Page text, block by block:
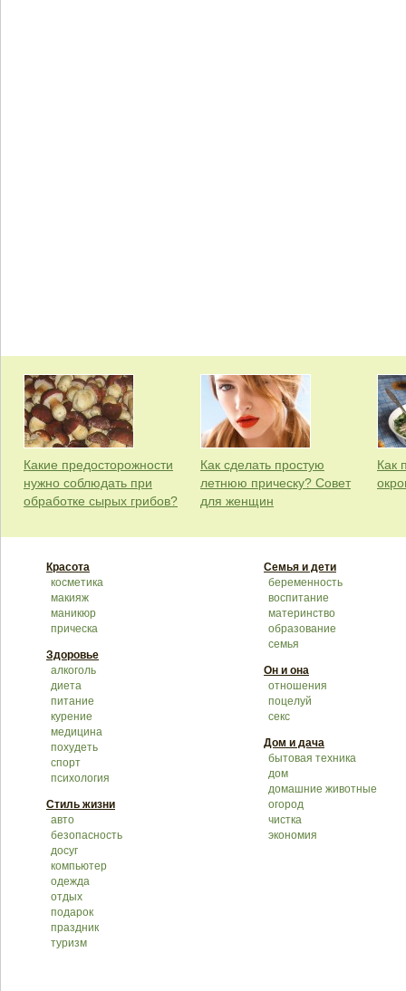
Какие предосторожности
нужно соблюдать при
обработке сырых грибов?
Как сделать простую
летнюю прическу? Совет
для женщин
Как
Красота
косметика
макияж
маникюр
прическа
Здоровье
алкоголь
диета
питание
курение
медицина
похудеть
спорт
психология
Стиль жизни
авто
безопасность
досуг
компьютер
одежда
отдых
подарок
праздник
туризм
Семья и дети
беременность
воспитание
материнство
образование
семья
Он и она
отношения
поцелуй
секс
Дом и дача
бытовая техника
дом
домашние животные
огород
чистка
экономия